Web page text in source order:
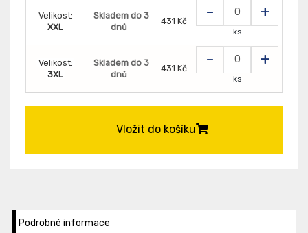
Velikost:
XXL
Skladem do 3
dnů
431 Kč - +
ks
Velikost:
3XL
Skladem do 3
dnů
431 Kč - +
ks
Vložit do košíku
Podrobné informace